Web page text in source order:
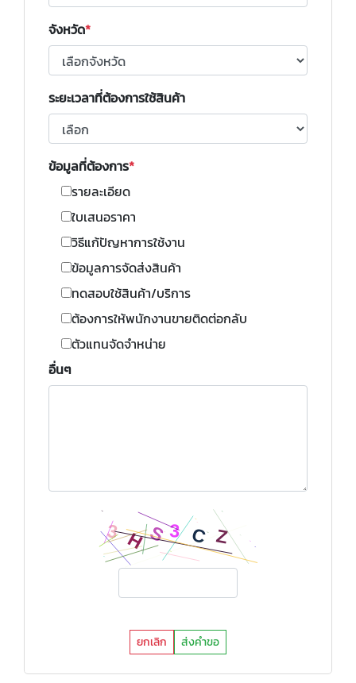
จังหวัด
ระยะเวลาที่ต้องการใช้สินค้า
ข้อมูลที่ต้องการ
รายละเอียด
ใบเสนอราคา
วิธีแก้ปัญหาการใช้งาน
ข้อมูลการจัดส่งสินค้า
ทดสอบใช้สินค้า/บริการ
ต้องการให้พนักงานขายติดต่อกลับ
ตัวแทนจัดจำหน่าย
อื่นๆ
ยกเลิก ส่งคำขอ